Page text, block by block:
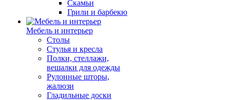
Скамьи
Грили и барбекю
Мебель и интерьер
Столы
Стулья и кресла
Полки, стеллажи,
вешалки для одежды
Рулонные шторы,
жалюзи
Гладильные доски